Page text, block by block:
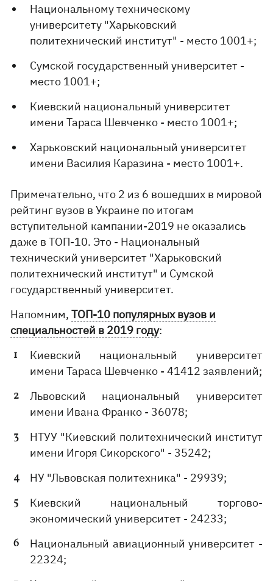
Национальному техническому
университету "Харьковский
политехнический институт" - место 1001+;
Сумской государственный университет -
место 1001+;
Киевский национальный университет
имени Тараса Шевченко - место 1001+;
Харьковский национальный университет
имени Василия Каразина - место 1001+.
Примечательно, что 2 из 6 вошедших в мировой
рейтинг вузов в Украине по итогам
вступительной кампании-2019 не оказались
даже в ТОП-10. Это - Национальный
технический университет "Харьковский
политехнический институт" и Сумской
государственный университет.
Напомним,ТОП-10 популярных вузов и
специальностей в 2019 году:
Киевский национальный университет
имени Тараса Шевченко - 41412 заявлений;
Львовский национальный университет
имени Ивана Франко - 36078;
НТУУ "Киевский политехнический институт
имени Игоря Сикорского" - 35242;
НУ "Львовская политехника" - 29939;
Киевский национальный торгово-
экономический университет - 24233;
Национальный авиационный университет -
22324;